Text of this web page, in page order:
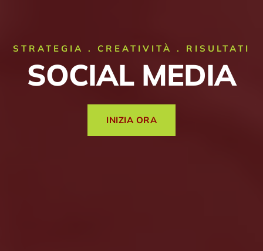
STRATEGIA . CREATIVITÀ . RISULTATI
SOCIAL MEDIA
INIZIA ORA